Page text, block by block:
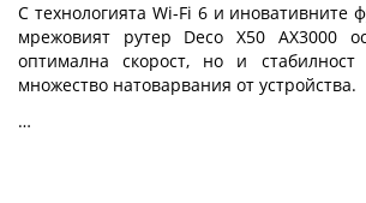
С технологията Wi-Fi 6 и иновативните
мрежовият рутер Deco X50 AX3000
оптимална скорост, но и
множество натоварвания от устройства.
…